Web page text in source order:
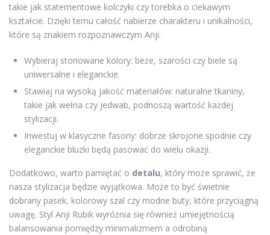
takie jak statementowe kolczyki czy torebka o ciekawym
kształcie. Dzięki temu całość nabierze charakteru i unikalności,
które są znakiem rozpoznawczym Anji.
Wybieraj stonowane kolory: beże, szarości czy biele są
uniwersalne i eleganckie.
Stawiaj na wysoką jakość materiałów: naturalne tkaniny,
takie jak wełna czy jedwab, podnoszą wartość każdej
stylizacji.
Inwestuj w klasyczne fasony: dobrze skrojone spodnie czy
eleganckie bluzki będą pasować do wielu okazji.
Dodatkowo, warto pamiętać o detalu, który może sprawić, że
nasza stylizacja będzie wyjątkowa. Może to być świetnie
dobrany pasek, kolorowy szal czy modne buty, które przyciągną
uwagę. Styl Anji Rubik wyróżnia się również umiejętnością
balansowania pomiędzy minimalizmem a odrobiną